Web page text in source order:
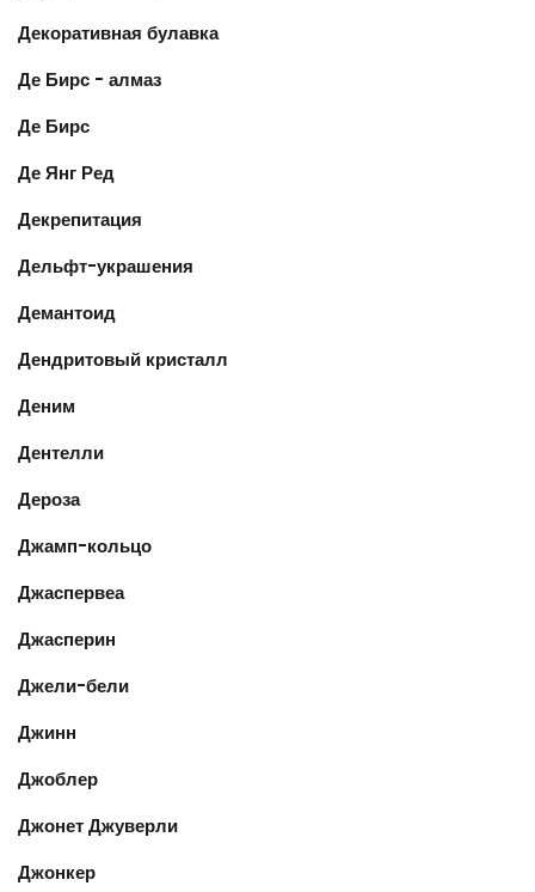
Декоративная булавка
Де Бирс - алмаз
Де Бирс
Де Янг Ред
Декрепитация
Дельфт-украшения
Демантоид
Дендритовый кристалл
Деним
Дентелли
Дероза
Джамп-кольцо
Джаспервеа
Джасперин
Джели-бели
Джинн
Джоблер
Джонет Джуверли
Джонкер